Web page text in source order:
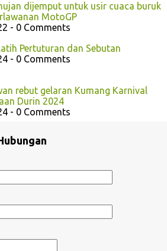
dijemput untuk usir cuaca buruk
MotoGP
- 0 Comments
Pertuturan dan Sebutan
- 0 Comments
rebut gelaran Kumang Karnival
Durin 2024
- 0 Comments